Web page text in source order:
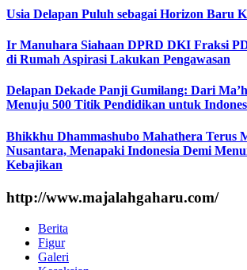
Usia Delapan Puluh sebagai Horizon Baru
Ir Manuhara Siahaan DPRD DKI Fraksi
di Rumah Aspirasi Lakukan Pengawasan
Delapan Dekade Panji Gumilang: Dari
Menuju 500 Titik Pendidikan untuk
Bhikkhu Dhammashubo Mahathera Terus
Nusantara, Menapaki Indonesia Demi
Kebajikan
http://www.majalahgaharu.com/
Berita
Figur
Galeri